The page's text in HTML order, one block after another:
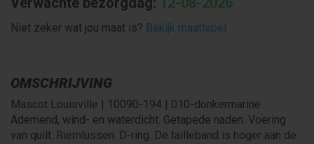
Niet zeker wat jou maat is? Bekijk maattabel
OMSCHRIJVING
Mascot Louisville | 10090-194 | 010-donkermarine
Ademend, wind- en waterdicht. Getapede naden. Voering
van quilt. Riemlussen. D-ring. De tailleband is hoger aan de